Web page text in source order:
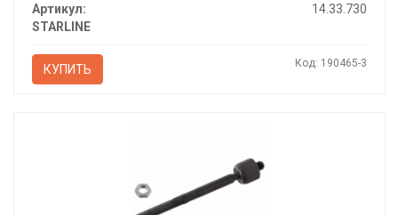
Артикул:
14.33.730
STARLINE
КУПИТЬ Код: 190465-3